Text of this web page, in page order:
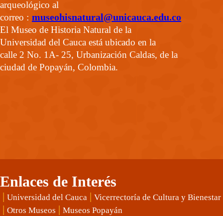
arqueológico al
correo : museohisnatural@unicauca.edu.co
El Museo de Historia Natural de la
Universidad del Cauca está ubicado en la
calle 2 No. 1A- 25, Urbanización Caldas, de la
ciudad de Popayán, Colombia.
Enlaces de Interés
| Universidad del Cauca | Vicerrectoría de Cultura y Bienestar
| Otros Museos | Museos Popayán